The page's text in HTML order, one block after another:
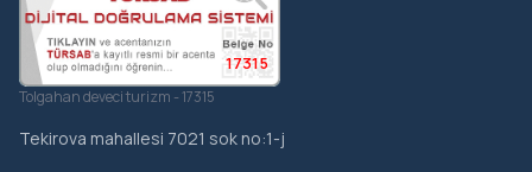
17315
Tolgahan deveci turizm - 17315
Tekirova mahallesi 7021 sok no:1-j